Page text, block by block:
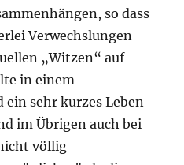
so dass
Verwechslungen
„Witzen“ auf
in einem
sehr kurzes Leben
im Übrigen auch bei
völlig